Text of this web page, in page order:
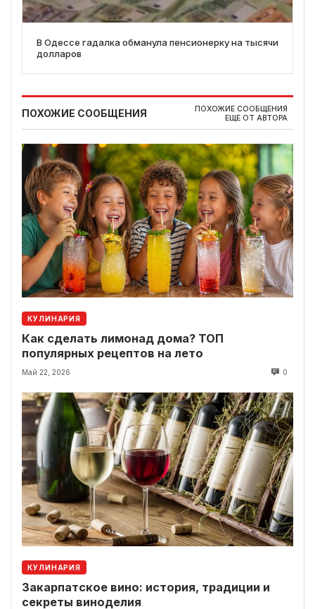
В Одессе гадалка обманула пенсионерку на тысячи
долларов
ПОХОЖИЕ СООБЩЕНИЯ
ПОХОЖИЕ СООБЩЕНИЯ
ЕЩЕ ОТ АВТОРА
КУЛИНАРИЯ
Как сделать лимонад дома? ТОП
популярных рецептов на лето
Май 22, 2026 0
КУЛИНАРИЯ
Закарпатское вино: история, традиции и
секреты виноделия